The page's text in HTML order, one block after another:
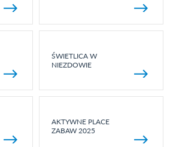
ŚWIETLICA W
NIEZDOWIE
AKTYWNE PLACE
ZABAW 2025